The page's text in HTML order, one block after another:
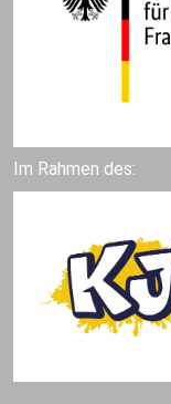
Im Rahmen des: